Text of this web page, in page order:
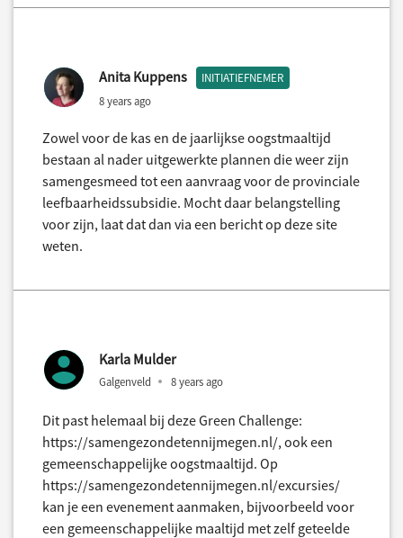
Anita Kuppens INITIATIEFNEMER
8 years ago
Zowel voor de kas en de jaarlijkse oogstmaaltijd
bestaan al nader uitgewerkte plannen die weer zijn
samengesmeed tot een aanvraag voor de provinciale
leefbaarheidssubsidie. Mocht daar belangstelling
voor zijn, laat dat dan via een bericht op deze site
weten.
Karla Mulder
Galgenveld 8 years ago
Dit past helemaal bij deze Green Challenge:
https://samengezondetennijmegen.nl/, ook een
gemeenschappelijke oogstmaaltijd. Op
https://samengezondetennijmegen.nl/excursies/
kan je een evenement aanmaken, bijvoorbeeld voor
een gemeenschappelijke maaltijd met zelf geteelde